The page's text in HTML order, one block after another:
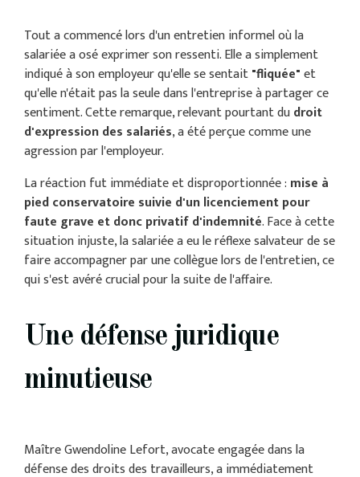
Tout a commencé lors d'un entretien informel où la
salariée a osé exprimer son ressenti. Elle a simplement
indiqué à son employeur qu'elle se sentait"fliquée"et
qu'elle n'était pas la seule dans l'entreprise à partager ce
sentiment. Cette remarque, relevant pourtant dudroit
d'expression des salariés, a été perçue comme une
agression par l'employeur.
La réaction fut immédiate et disproportionnée : mise à
pied conservatoire suivie d'un licenciement pour
faute grave et donc privatif d'indemnité. Face à cette
situation injuste, la salariée a eu le réflexe salvateur de se
faire accompagner par une collègue lors de l'entretien, ce
qui s'est avéré crucial pour la suite de l'affaire.
Une défense juridique
minutieuse
Maître Gwendoline Lefort, avocate engagée dans la
défense des droits des travailleurs, a immédiatement